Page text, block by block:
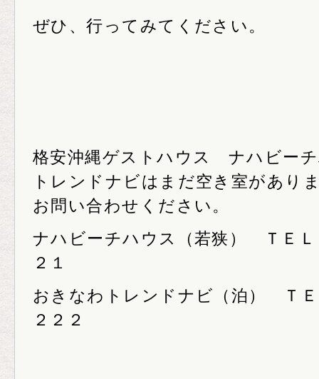
ぜひ、行ってみてください。
格安沖縄ゲストハウス ナハビー
トレンドナビはまだ空き室があり
お問い合わせください。
ナハビーチハウス（若狭） ＴＥＬ
２１
おきなわトレンドナビ（泊） Ｔ
２２２